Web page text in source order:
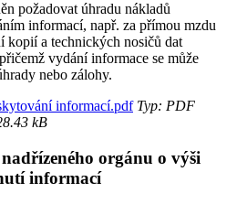
požadovat úhradu nákladů
informací, např. za přímou mzdu
kopií a technických nosičů dat
vydání informace se může
nebo zálohy.
informací.pdfTyp: PDF
kB
orgánu o výši
informací